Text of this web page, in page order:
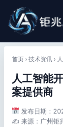
首页 › 技术资讯 ›
人工智能
案提供商
发布日期：
✍️ 来源：广州钜